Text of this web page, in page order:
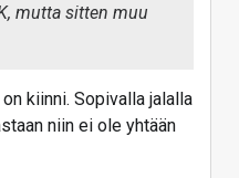
mutta sitten muu
kiinni. Sopivalla jalalla
niin ei ole yhtään